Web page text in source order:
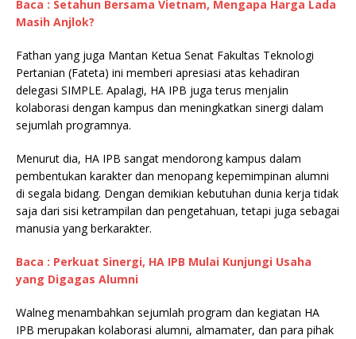
Baca : Setahun Bersama Vietnam, Mengapa Harga Lada
Masih Anjlok?
Fathan yang juga Mantan Ketua Senat Fakultas Teknologi
Pertanian (Fateta) ini memberi apresiasi atas kehadiran
delegasi SIMPLE. Apalagi, HA IPB juga terus menjalin
kolaborasi dengan kampus dan meningkatkan sinergi dalam
sejumlah programnya.
Menurut dia, HA IPB sangat mendorong kampus dalam
pembentukan karakter dan menopang kepemimpinan alumni
di segala bidang. Dengan demikian kebutuhan dunia kerja tidak
saja dari sisi ketrampilan dan pengetahuan, tetapi juga sebagai
manusia yang berkarakter.
Baca : Perkuat Sinergi, HA IPB Mulai Kunjungi Usaha
yang Digagas Alumni
Walneg menambahkan sejumlah program dan kegiatan HA
IPB merupakan kolaborasi alumni, almamater, dan para pihak